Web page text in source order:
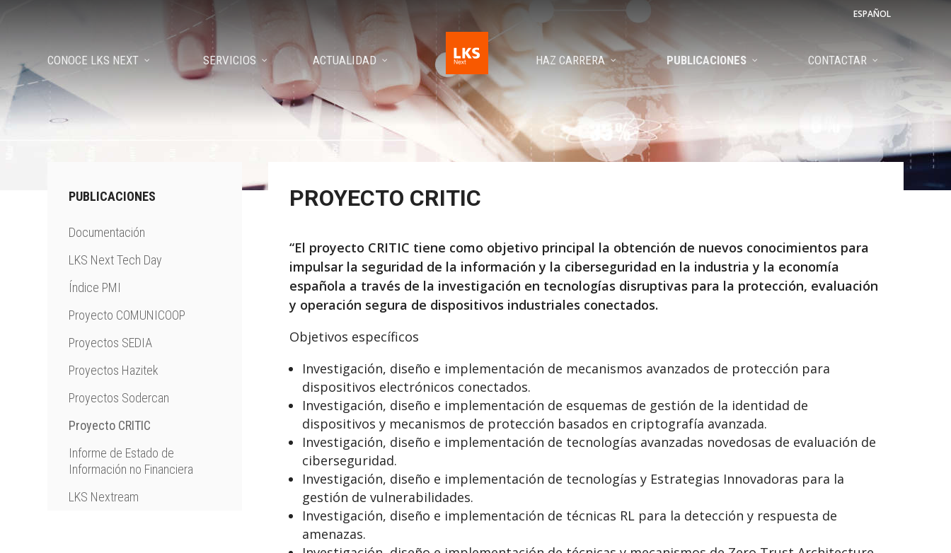
ESPAÑOL
CONOCE LKS NEXT SERVICIOS ACTUALIDAD HAZ CARRERA PUBLICACIONES CONTACTAR
PUBLICACIONES
Documentación
LKS Next Tech Day
Índice PMI
Proyecto COMUNICOOP
Proyectos SEDIA
Proyectos Hazitek
Proyectos Sodercan
Proyecto CRITIC
Informe de Estado de
Información no Financiera
LKS Nextream
PROYECTO CRITIC
“El proyecto CRITIC tiene como objetivo principal la obtención de nuevos conocimientos para
impulsar la seguridad de la información y la ciberseguridad en la industria y la economía
española a través de la investigación en tecnologías disruptivas para la protección, evaluación
y operación segura de dispositivos industriales conectados.
Objetivos específicos
Investigación, diseño e implementación de mecanismos avanzados de protección para
dispositivos electrónicos conectados.
Investigación, diseño e implementación de esquemas de gestión de la identidad de
dispositivos y mecanismos de protección basados en criptografía avanzada.
Investigación, diseño e implementación de tecnologías avanzadas novedosas de evaluación de
ciberseguridad.
Investigación, diseño e implementación de tecnologías y Estrategias Innovadoras para la
gestión de vulnerabilidades.
Investigación, diseño e implementación de técnicas RL para la detección y respuesta de
amenazas.